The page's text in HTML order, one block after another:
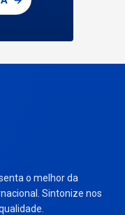
o melhor da
Sintonize nos